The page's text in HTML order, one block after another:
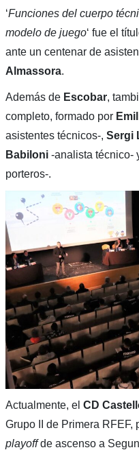
‘Funciones del cuerpo
modelo de juego‘ fue el
ante un centenar de
Almassora.
Además de Escobar,
completo, formado por
asistentes técnicos-, Sergi
Babiloni -analista técnico-
porteros-.
Actualmente, el CD
Grupo II de Primera RFEF,
playoffde ascenso a